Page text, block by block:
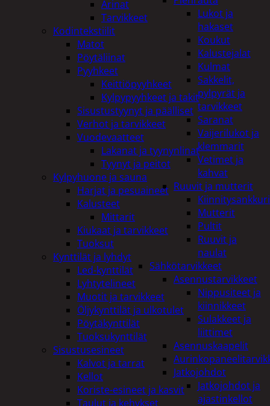
Lukot ja
hakaset
Koukut
Kalustejalat
Kulmat
Sakkelit,
pylpyrät ja
tarvikkeet
Saranat
Vaijerilukot ja
klemmarit
Vetimet ja
kahvat
Ruuvit ja mutterit
Mutterit
Pultit
Ruuvit ja
naulat
Sähkötarvikkeet
Asennustarvikkeet
Nippusiteet ja
kiinnikkeet
Sulakkeet ja
liittimet
Asennuskaapelit
Jatkojohdot
Jatkojohdot ja
ajastinkellot
Arinat
Tarvikkeet
Kodintekstiilit
Matot
Pöytäliinat
Pyyhkeet
Keittiöpyyhkeet
Kylpypyyhkeet ja takit
Sisustustyynyt ja päälliset
Verhot ja tarvikkeet
Vuodevaatteet
Lakanat ja tyynynlinat
Tyynyt ja peitot
Kylpyhuone ja sauna
Harjat ja pesuaineet
Kalusteet
Mittarit
Kiukaat ja tarvikkeet
Tuoksut
Kynttilät ja lyhdyt
Led-kynttilät
Lyhtytelineet
Muotit ja tarvikkeet
Öljykynttilät ja ulkotulet
Pöytäkynttilät
Tuoksukynttilät
Sisustusesineet
Kalvot ja tarrat
Kellot
Koriste-esineet ja kasvit
Taulut ja kehykset